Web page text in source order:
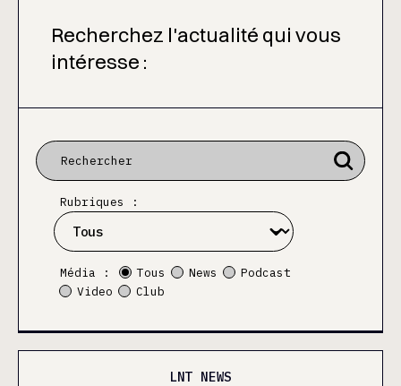
Recherchez l'actualité qui vous
intéresse :
Rubriques :
Média : Tous News
Podcast
Video
Club
LNT NEWS